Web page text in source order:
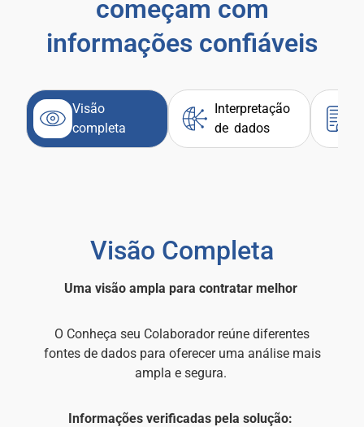
começam com
informações confiáveis
Visão
completa
Interpretação
de dados
Visão Completa
Uma visão ampla para contratar melhor
O Conheça seu Colaborador reúne diferentes
fontes de dados para oferecer uma análise mais
ampla e segura.
Informações verificadas pela solução: